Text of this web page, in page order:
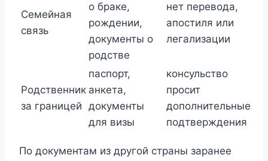
Семейная
связь
о браке,
рождении,
документы о
родстве
нет перевода,
апостиля или
легализации
Родственник
за границей
паспорт,
анкета,
документы
для визы
консульство
просит
дополнительные
подтверждения
По документам из другой страны заранее